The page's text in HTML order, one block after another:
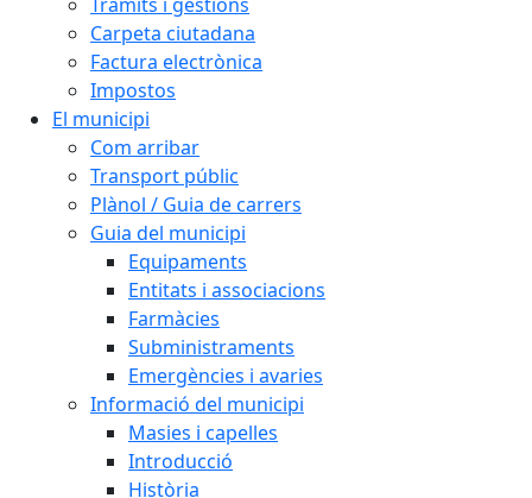
Carpeta ciutadana
Factura electrònica
Impostos
El municipi
Com arribar
Transport públic
Plànol / Guia de carrers
Guia del municipi
Equipaments
Entitats i associacions
Farmàcies
Subministraments
Emergències i avaries
Informació del municipi
Masies i capelles
Introducció
Història